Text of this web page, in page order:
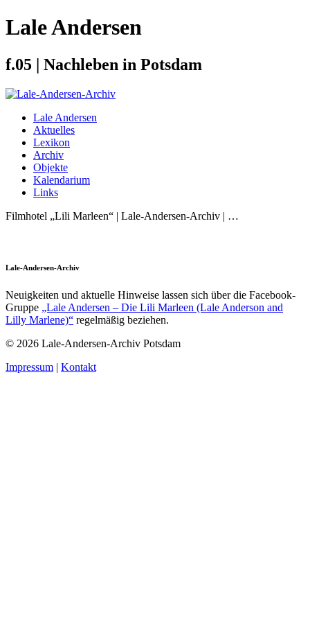
Lale Andersen
f.05 | Nachleben in Potsdam
Lale Andersen
Aktuelles
Lexikon
Archiv
Objekte
Kalendarium
Links
Filmhotel „Lili Marleen“ | Lale-Andersen-Archiv | …
Lale-Andersen-Archiv
Neuigkeiten und aktuelle Hinweise lassen sich über die Facebook-
Gruppe „Lale Andersen – Die Lili Marleen (Lale Anderson and
Lilly Marlene)“ regelmäßig beziehen.
© 2026 Lale-Andersen-Archiv Potsdam
Impressum | Kontakt